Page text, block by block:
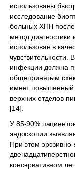
использованы
исследование
больных ХПН после
метод
использован в
инфекции должна
общепринятым
имеет повышенный
верхних отделов
[14].
У 85-90%
эндоскопии
При этом
консервативном